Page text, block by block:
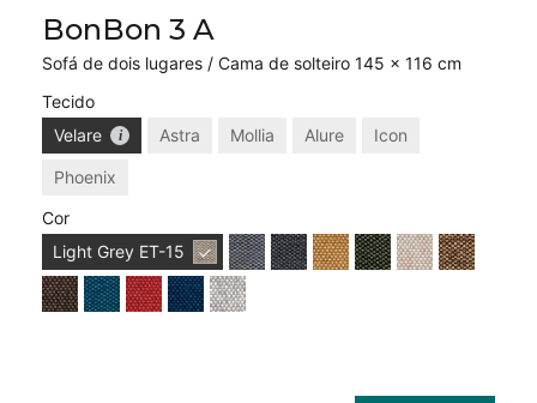
BonBon 3 A
Sofá de dois lugares / Cama de solteiro 145 × 116 cm
Tecido
Velare
Astra Mollia Alure Icon
Phoenix
Cor
Light Grey ET-15